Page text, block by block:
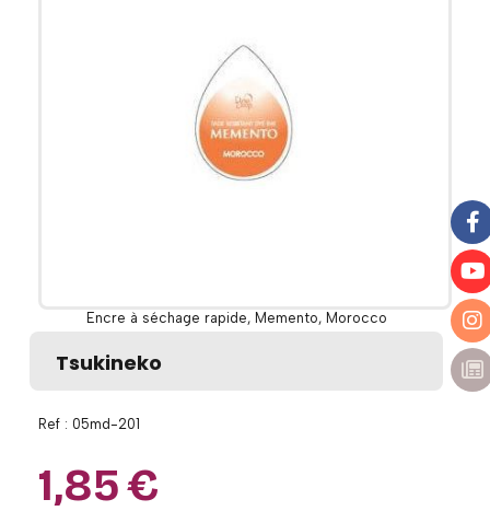
Encre à séchage rapide, Memento, Morocco
Tsukineko
Ref : 05md-201
1,85€